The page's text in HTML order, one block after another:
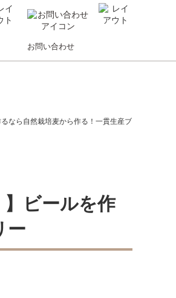
お問い合わせ
るなら自然栽培麦から作る！一貫生産ブ
】ビールを作
ー